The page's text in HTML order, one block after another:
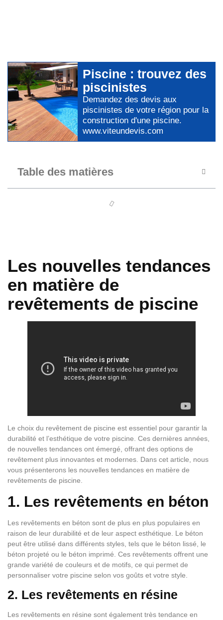
Piscine : trouvez des
piscinistes
Demandez des devis aux
piscinistes de votre région pour la
construction d'une piscine.
www.viteundevis.com
Table des matières
Les nouvelles tendances
en matière de
revêtements de piscine
Le choix du revêtement de piscine est essentiel pour garantir la
durabilité et l’esthétique de votre piscine. Ces dernières années,
de nouvelles tendances ont émergé, offrant des options de
revêtement plus innovantes et modernes. Dans cet article, nous
vous présenterons les nouvelles tendances en matière de
revêtements de piscine.
1. Les revêtements en béton
Les revêtements en béton sont de plus en plus populaires en
raison de leur durabilité et de leur aspect esthétique. Le béton
peut être utilisé dans différents styles, tels que le béton lissé, le
béton projeté ou le béton imprimé. Ces revêtements offrent une
grande variété de couleurs et de motifs, ce qui permet de
personnaliser votre piscine selon vos goûts et votre style.
2. Les revêtements en résine
Les revêtements en résine sont également très tendance en